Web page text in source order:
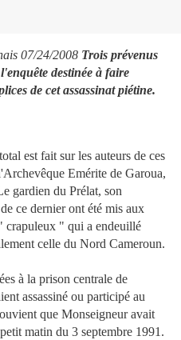
07/24/2008 Trois prévenus
destinée à faire
de cet assassinat piétine.
est fait sur les auteurs de ces
Emérite de Garoua,
gardien du Prélat, son
ce dernier ont été mis aux
crapuleux " qui a endeuillé
celle du Nord Cameroun.
à la prison centrale de
assassiné ou participé au
que Monseigneur avait
matin du 3 septembre 1991.